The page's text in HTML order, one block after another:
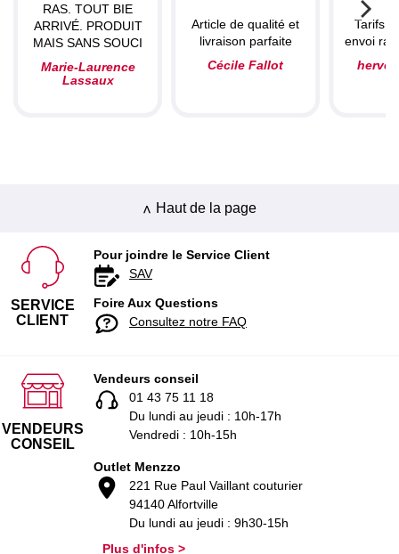
RAS. TOUT BIE
ARRIVÉ. PRODUIT
MAIS SANS SOUCI
Marie-Laurence
Lassaux
Article de qualité et
livraison parfaite
Cécile Fallot
Tarifs
envoi
herve
Haut de la page
SERVICE
CLIENT
Pour joindre le Service Client
SAV
Foire Aux Questions
Consultez notre FAQ
VENDEURS
CONSEIL
Vendeurs conseil
01 43 75 11 18
Du lundi au jeudi : 10h-17h
Vendredi : 10h-15h
Outlet Menzzo
221 Rue Paul Vaillant couturier
94140 Alfortville
Du lundi au jeudi : 9h30-15h
Plus d'infos >